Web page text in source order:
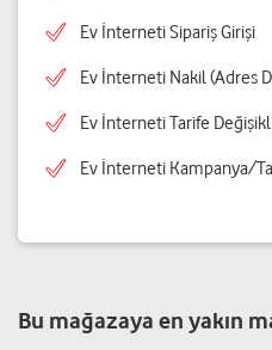
Ev İnterneti Sipariş Girişi
Ev İnterneti Nakil (Adres
Ev İnterneti Tarife
Ev İnterneti Kampanya/
Bu mağazaya en yakın